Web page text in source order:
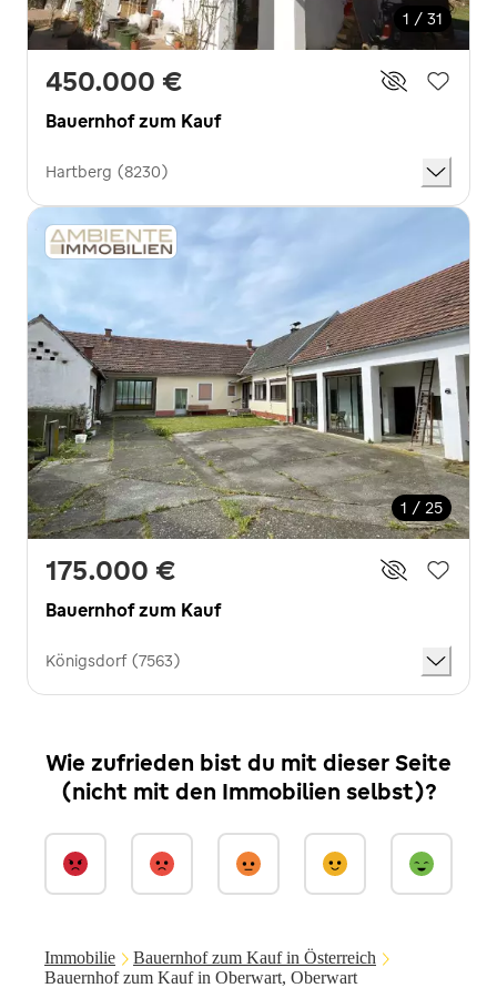
1 / 31
450.000 €
Bauernhof zum Kauf
Hartberg (8230)
1 / 25
175.000 €
Bauernhof zum Kauf
Königsdorf (7563)
Wie zufrieden bist du mit dieser Seite
(nicht mit den Immobilien selbst)?
Immobilie
Bauernhof zum Kauf in Österreich
Bauernhof zum Kauf in Oberwart, Oberwart